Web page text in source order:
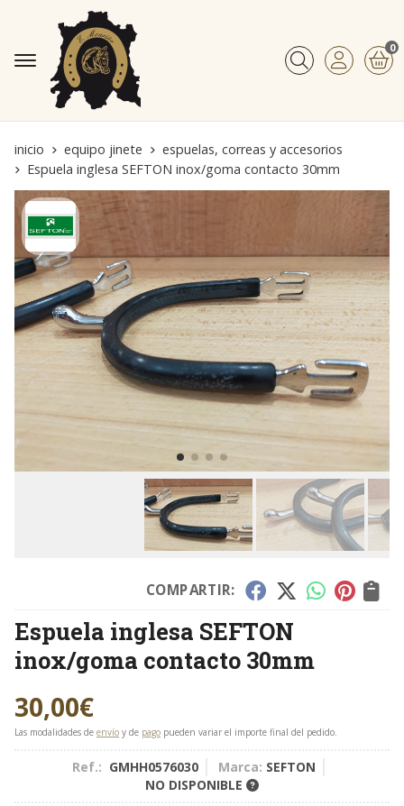
Buscar
0
inicio equipo jinete
espuelas, correas y accesorios
Espuela inglesa SEFTON inox/goma contacto 30mm
COMPARTIR:
Espuela inglesa SEFTON
inox/goma contacto 30mm
30,00€
Las modalidades de envío y de pago pueden variar el importe final del pedido.
Ref.: GMHH0576030 Marca: SEFTON
NO DISPONIBLE